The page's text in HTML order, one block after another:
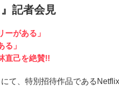
記者会見
がある」
」
直己を絶賛!!
て、特別招待作品である